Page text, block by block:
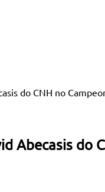
do CNH no
Abecasis do